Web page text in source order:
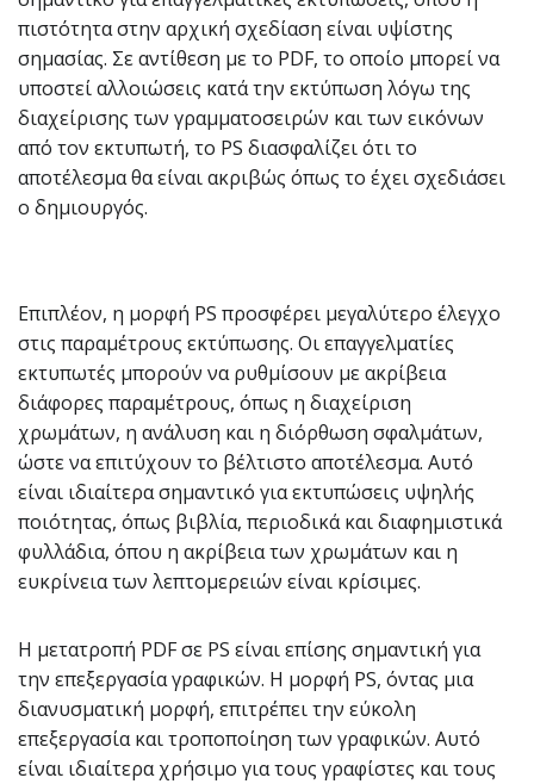
πιστότητα στην αρχική σχεδίαση είναι υψίστης
σημασίας. Σε αντίθεση με το PDF, το οποίο μπορεί να
υποστεί αλλοιώσεις κατά την εκτύπωση λόγω της
διαχείρισης των γραμματοσειρών και των εικόνων
από τον εκτυπωτή, το PS διασφαλίζει ότι το
αποτέλεσμα θα είναι ακριβώς όπως το έχει σχεδιάσει
ο δημιουργός.
Επιπλέον, η μορφή PS προσφέρει μεγαλύτερο έλεγχο
στις παραμέτρους εκτύπωσης. Οι επαγγελματίες
εκτυπωτές μπορούν να ρυθμίσουν με ακρίβεια
διάφορες παραμέτρους, όπως η διαχείριση
χρωμάτων, η ανάλυση και η διόρθωση σφαλμάτων,
ώστε να επιτύχουν το βέλτιστο αποτέλεσμα. Αυτό
είναι ιδιαίτερα σημαντικό για εκτυπώσεις υψηλής
ποιότητας, όπως βιβλία, περιοδικά και διαφημιστικά
φυλλάδια, όπου η ακρίβεια των χρωμάτων και η
ευκρίνεια των λεπτομερειών είναι κρίσιμες.
Η μετατροπή PDF σε PS είναι επίσης σημαντική για
την επεξεργασία γραφικών. Η μορφή PS, όντας μια
διανυσματική μορφή, επιτρέπει την εύκολη
επεξεργασία και τροποποίηση των γραφικών. Αυτό
είναι ιδιαίτερα χρήσιμο για τους γραφίστες και τους